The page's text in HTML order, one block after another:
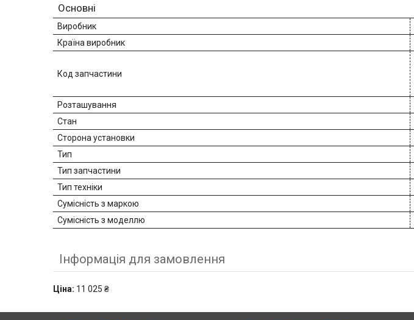
Основні
Виробник
Країна виробник
Код запчастини
Розташування
Стан
Сторона установки
Тип
Тип запчастини
Тип техніки
Сумісність з маркою
Сумісність з моделлю
Інформація для замовлення
Ціна: 11 025 ₴